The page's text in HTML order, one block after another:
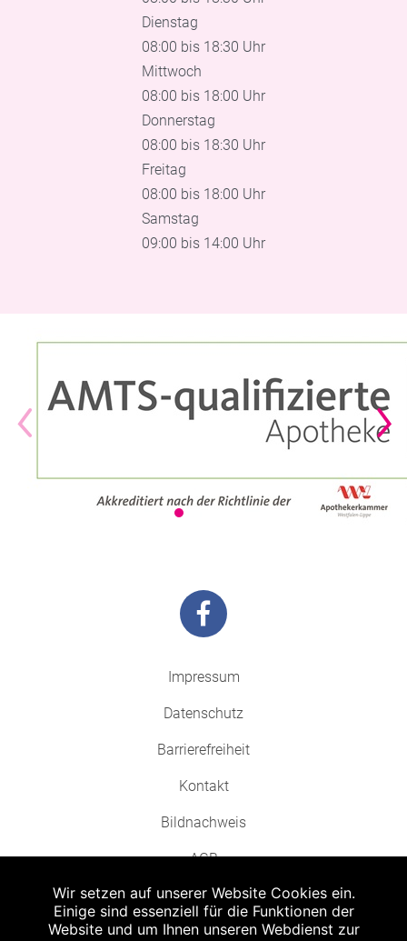
Dienstag
08:00 bis 18:30 Uhr
Mittwoch
08:00 bis 18:00 Uhr
Donnerstag
08:00 bis 18:30 Uhr
Freitag
08:00 bis 18:00 Uhr
Samstag
09:00 bis 14:00 Uhr
Impressum
Datenschutz
Barrierefreiheit
Kontakt
Bildnachweis
AGB
Wir setzen auf unserer Website Cookies ein.
Einige sind essenziell für die Funktionen der
Website und um Ihnen unseren Webdienst zur